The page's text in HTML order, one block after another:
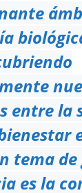
entre la
tema de
es la